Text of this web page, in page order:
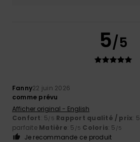
5/5
Fanny22 juin 2026
comme prévu
Afficher original - English
Confort: 5/5 Rapport qualité / prix: 5
parfaite Matière: 5 /5 Coloris: 5 /5
Je recommande ce produit